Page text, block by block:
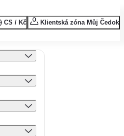
CS / Kč Klientská zóna Můj Čedok